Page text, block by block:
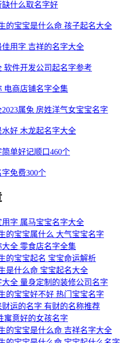
缺什么取名字好
的宝宝是什么命 孩子起名大全
用字 吉祥的名字大全
软件开发公司起名字参考
电商店铺名字全集
属兔 房姓洋气女宝宝名字
好 木龙起名字大全
单好记顺口460个
免费300个
用字 属马宝宝名字大全
的宝宝属什么 大气宝宝名字
全 零食店名字全集
的宝宝起名 宝宝命运解析
是什么命 宝宝起名大全
全 量身定制的装修公司名字
的宝宝好不好 热门宝宝名字
运的名字 有财的名称推荐
寓意好的女孩名字
的宝宝是什么命 吉祥名字大全